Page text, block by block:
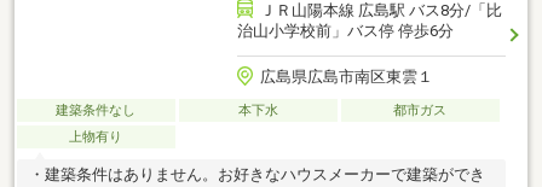
ＪＲ山陽本線 広島駅 バス8分/「比
治山小学校前」バス停 停歩6分
広島県広島市南区東雲１
建築条件なし 本下水
都市ガス
上物有り
・建築条件はありません。お好きなハウスメーカーで建築ができ